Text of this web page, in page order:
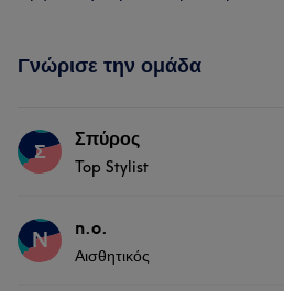
Γνώρισε την ομάδα
Σ Σπύρος
Top Stylist
Υπηρεσίες
N n.o.
Αισθητικός